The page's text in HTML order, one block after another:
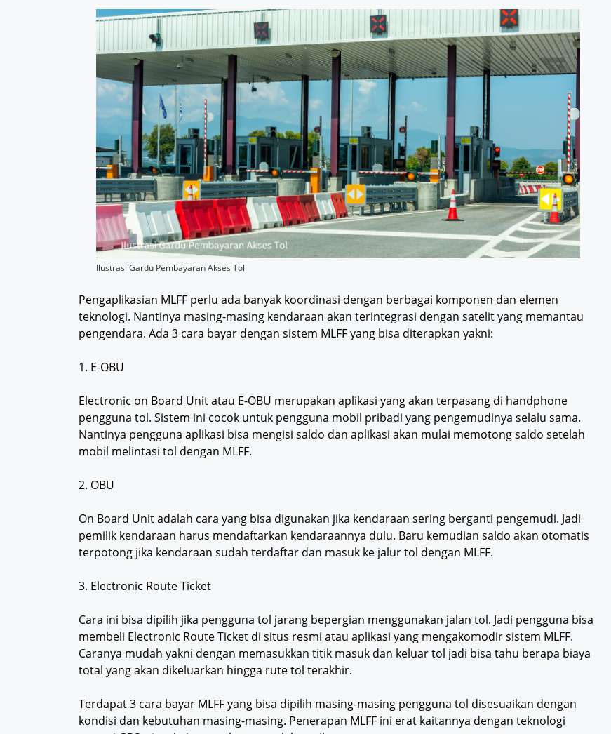
Ilustrasi Gardu Pembayaran Akses Tol
Pengaplikasian MLFF perlu ada banyak koordinasi dengan berbagai komponen dan elemen
teknologi. Nantinya masing-masing kendaraan akan terintegrasi dengan satelit yang memantau
pengendara. Ada 3 cara bayar dengan sistem MLFF yang bisa diterapkan yakni:
1. E-OBU
Electronic on Board Unit atau E-OBU merupakan aplikasi yang akan terpasang di handphone
pengguna tol. Sistem ini cocok untuk pengguna mobil pribadi yang pengemudinya selalu sama.
Nantinya pengguna aplikasi bisa mengisi saldo dan aplikasi akan mulai memotong saldo setelah
mobil melintasi tol dengan MLFF.
2. OBU
On Board Unit adalah cara yang bisa digunakan jika kendaraan sering berganti pengemudi. Jadi
pemilik kendaraan harus mendaftarkan kendaraannya dulu. Baru kemudian saldo akan otomatis
terpotong jika kendaraan sudah terdaftar dan masuk ke jalur tol dengan MLFF.
3. Electronic Route Ticket
Cara ini bisa dipilih jika pengguna tol jarang bepergian menggunakan jalan tol. Jadi pengguna bisa
membeli Electronic Route Ticket di situs resmi atau aplikasi yang mengakomodir sistem MLFF.
Caranya mudah yakni dengan memasukkan titik masuk dan keluar tol jadi bisa tahu berapa biaya
total yang akan dikeluarkan hingga rute tol terakhir.
Terdapat 3 cara bayar MLFF yang bisa dipilih masing-masing pengguna tol disesuaikan dengan
kondisi dan kebutuhan masing-masing. Penerapan MLFF ini erat kaitannya dengan teknologi